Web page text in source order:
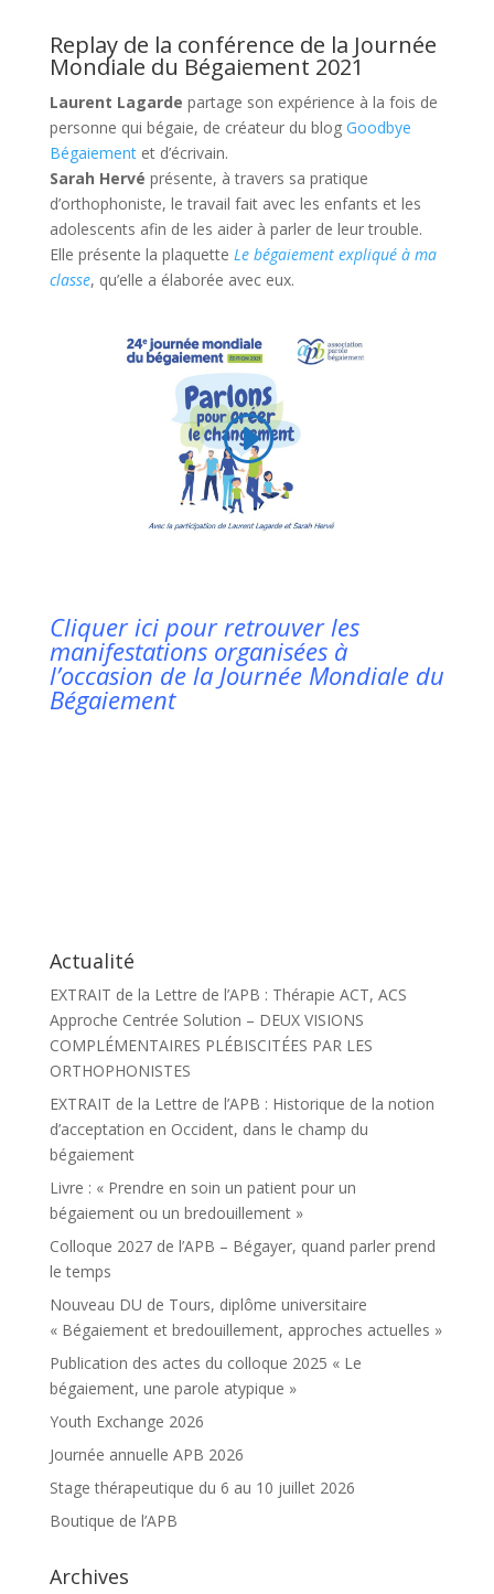
Replay de la conférence de la Journée
Mondiale du Bégaiement 2021
Laurent Lagarde partage son expérience à la fois de
personne qui bégaie, de créateur du blog Goodbye
Bégaiementet d’écrivain.
Sarah Hervé présente, à travers sa pratique
d’orthophoniste, le travail fait avec les enfants et les
adolescents afin de les aider à parler de leur trouble.
Elle présente la plaquette Le bégaiement expliqué à ma
classe, qu’elle a élaborée avec eux.
Cliquer ici pour retrouver les
manifestations organisées à
l’occasion de la Journée Mondiale du
Bégaiement
Actualité
EXTRAIT de la Lettre de l’APB : Thérapie ACT, ACS
Approche Centrée Solution – DEUX VISIONS
COMPLÉMENTAIRES PLÉBISCITÉES PAR LES
ORTHOPHONISTES
EXTRAIT de la Lettre de l’APB : Historique de la notion
d’acceptation en Occident, dans le champ du
bégaiement
Livre : « Prendre en soin un patient pour un
bégaiement ou un bredouillement »
Colloque 2027 de l’APB – Bégayer, quand parler prend
le temps
Nouveau DU de Tours, diplôme universitaire
« Bégaiement et bredouillement, approches actuelles »
Publication des actes du colloque 2025 « Le
bégaiement, une parole atypique »
Youth Exchange 2026
Journée annuelle APB 2026
Stage thérapeutique du 6 au 10 juillet 2026
Boutique de l’APB
Archives